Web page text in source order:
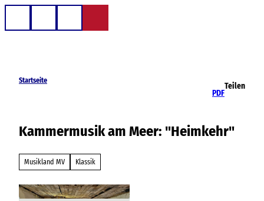
Startseite
PDF
Teilen
Kammermusik am Meer: "Heimkehr"
Musikland MV Klassik